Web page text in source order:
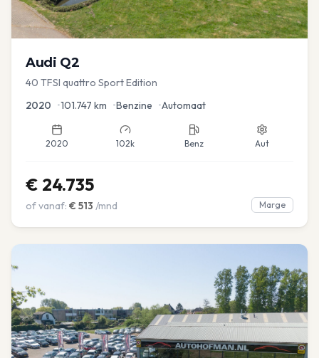
Audi Q2
40 TFSI quattro Sport Edition
2020 •101.747 km •Benzine •Automaat
2020 102k Benz Aut
€ 24.735
of vanaf: € 513 /mnd Marge